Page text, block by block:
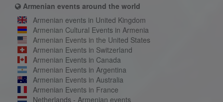
Armenian events around the world
Armenian events in United Kingdom
Armenian Cultural Events in Armenia
Armenian Events in the United States
Armenian Events in Switzerland
Armenian Events in Canada
Armenian Events in Argentina
Armenian Events in Australia
Armenian Events in France
Netherlands - Armenian events